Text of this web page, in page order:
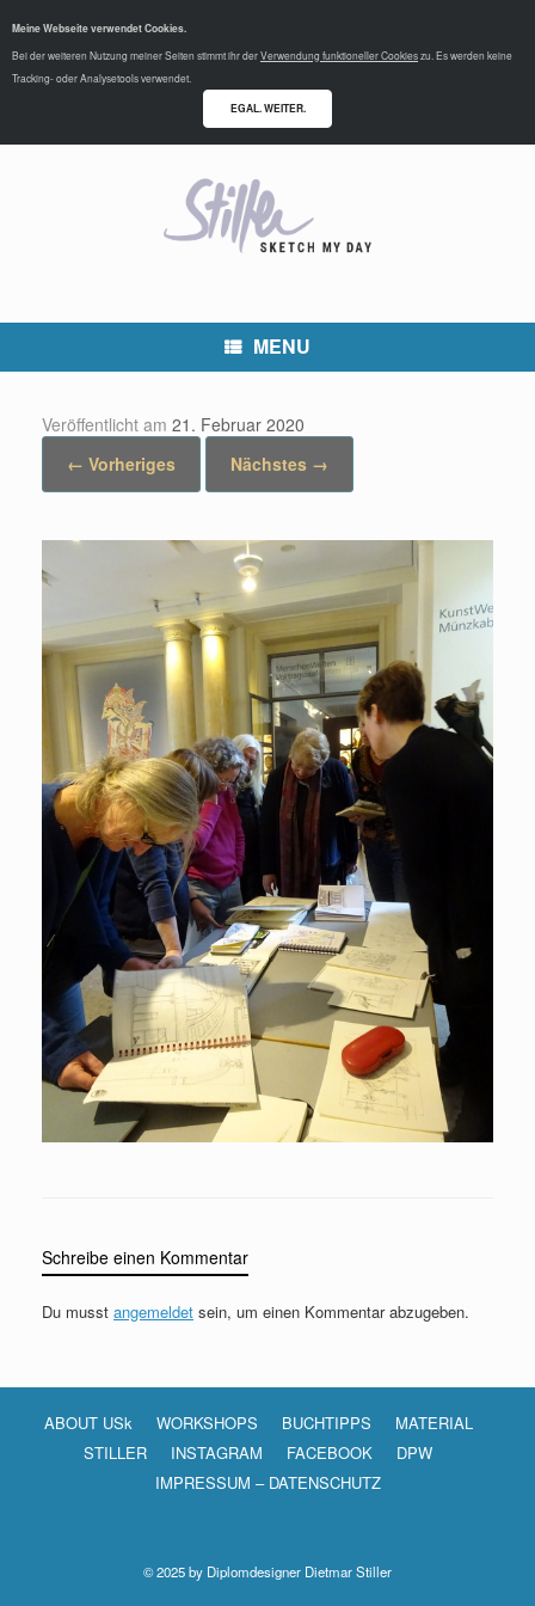
MENU
Veröffentlicht am 21. Februar 2020
← Vorheriges
Nächstes →
Schreibe einen Kommentar
Du musst angemeldet sein, um einen Kommentar abzugeben.
ABOUT USk WORKSHOPS BUCHTIPPS
MATERIAL
STILLER
INSTAGRAM FACEBOOK
DPW
IMPRESSUM – DATENSCHUTZ
© 2025 by Diplomdesigner Dietmar Stiller
Meine Webseite verwendet Cookies.
Bei der weiteren Nutzung meiner Seiten stimmt ihr derVerwendung funktioneller Cookieszu. Es werden keine
Tracking- oder Analysetools verwendet.
EGAL. WEITER.